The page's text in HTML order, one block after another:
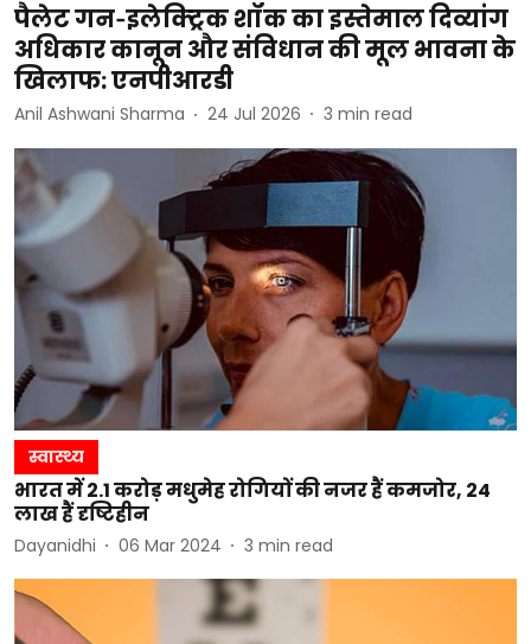
पैलेट गन‑इलेक्ट्रिक शॉक का इस्तेमाल दिव्यांग
अधिकार कानून और संविधान की मूल भावना के
खिलाफ: एनपीआरडी
Anil Ashwani Sharma 24 Jul 2026 3 min read
स्वास्थ्य
भारत में 2.1 करोड़ मधुमेह रोगियों की नजर हैं कमजोर, 24
लाख हैं दृष्टिहीन
Dayanidhi 06 Mar 2024 3 min read